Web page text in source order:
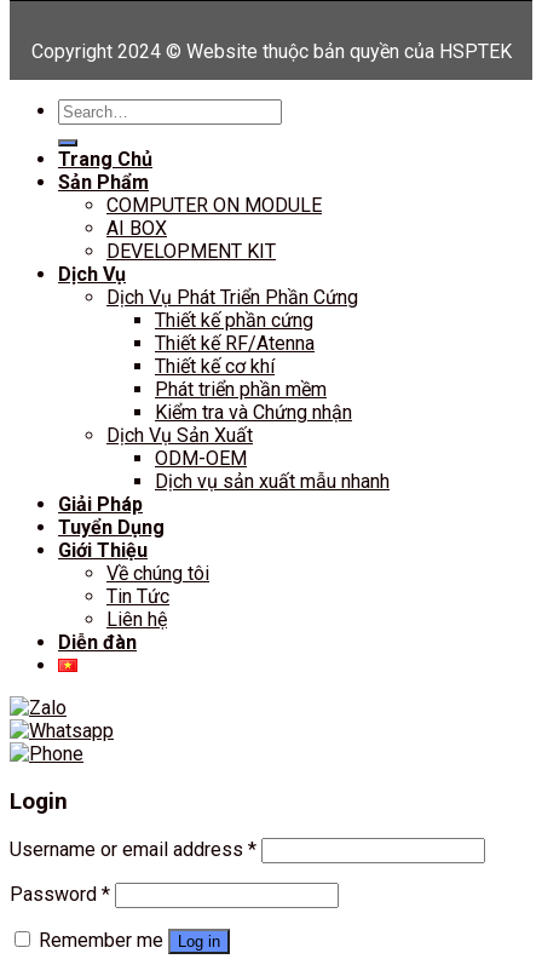
Copyright 2024 © Website thuộc bản quyền của HSPTEK
Search
for:
Trang Chủ
Sản Phẩm
COMPUTER ON MODULE
AI BOX
DEVELOPMENT KIT
Dịch Vụ
Dịch Vụ Phát Triển Phần Cứng
Thiết kế phần cứng
Thiết kế RF/Atenna
Thiết kế cơ khí
Phát triển phần mềm
Kiểm tra và Chứng nhận
Dịch Vụ Sản Xuất
ODM-OEM
Dịch vụ sản xuất mẫu nhanh
Giải Pháp
Tuyển Dụng
Giới Thiệu
Về chúng tôi
Tin Tức
Liên hệ
Diễn đàn
Login
Username or email address *
Password *
Remember me
Log in